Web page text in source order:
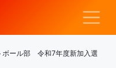
レッドウェー
ボール部 令和7年度新加入選